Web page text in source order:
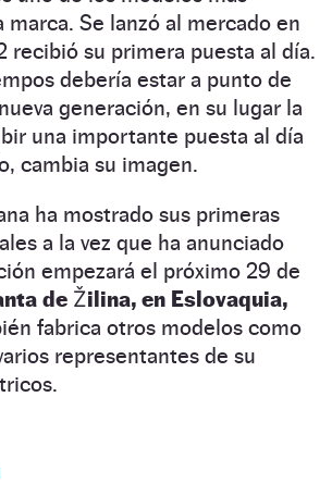
marca. Se lanzó al mercado en
recibió su primera puesta al día.
debería estar a punto de
generación, en su lugar la
una importante puesta al día
cambia su imagen.
ha mostrado sus primeras
a la vez que ha anunciado
empezará el próximo 29 de
de Žilina, en Eslovaquia,
fabrica otros modelos como
representantes de su